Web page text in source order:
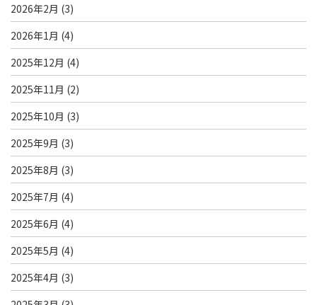
2026年2月 (3)
2026年1月 (4)
2025年12月 (4)
2025年11月 (2)
2025年10月 (3)
2025年9月 (3)
2025年8月 (3)
2025年7月 (4)
2025年6月 (4)
2025年5月 (4)
2025年4月 (3)